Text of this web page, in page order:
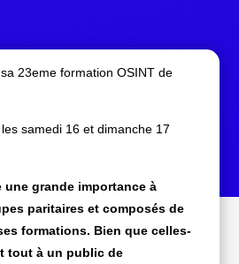
23eme formation OSINT de
samedi 16 et dimanche 17
une grande importance à
paritaires et composés de
formations. Bien que celles-
tout à un public de